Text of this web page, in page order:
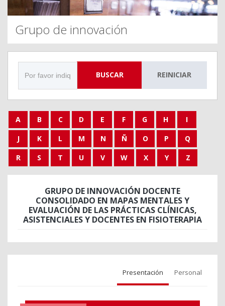
Grupo de innovación
BUSCAR REINICIAR
A B C D E F G H
I
J
K L M N Ñ O P
Q
R
S T U V W X Y Z
GRUPO DE INNOVACIÓN DOCENTE
CONSOLIDADO EN MAPAS MENTALES Y
EVALUACIÓN DE LAS PRÁCTICAS CLÍNICAS,
ASISTENCIALES Y DOCENTES EN FISIOTERAPIA
Presentación Personal